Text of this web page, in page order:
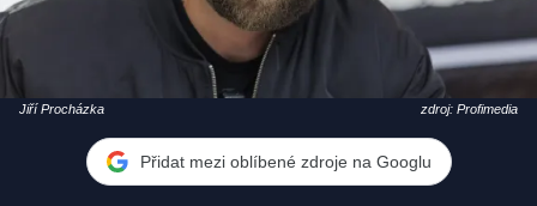
Jiří Procházka zdroj: Profimedia
Přidat mezi oblíbené zdroje na Googlu